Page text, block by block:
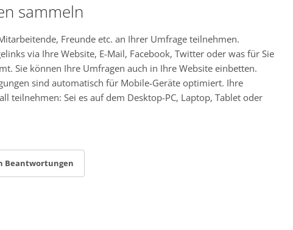
sammeln
Freunde etc. an Ihrer Umfrage teilnehmen.
via Ihre Website, E-Mail, Facebook, Twitter oder was für Sie
Sie können Ihre Umfragen auch in Ihre Website einbetten.
sind automatisch für Mobile-Geräte optimiert. Ihre
teilnehmen: Sei es auf dem Desktop-PC, Laptop, Tablet oder
Beantwortungen